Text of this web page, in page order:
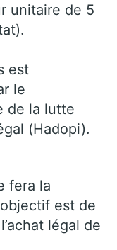
unitaire de 5
est
le
de la lutte
(Hadopi).
fera la
est de
légal de